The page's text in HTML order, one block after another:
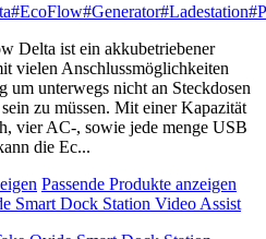
#EcoFlow#Generator#Ladestation
Delta ist ein akkubetriebener
vielen Anschlussmöglichkeiten
um unterwegs nicht an Steckdosen
zu müssen. Mit einer Kapazität
vier AC-, sowie jede menge USB
die Ec...
Passende Produkte anzeigen
Smart Dock Station Video Assist